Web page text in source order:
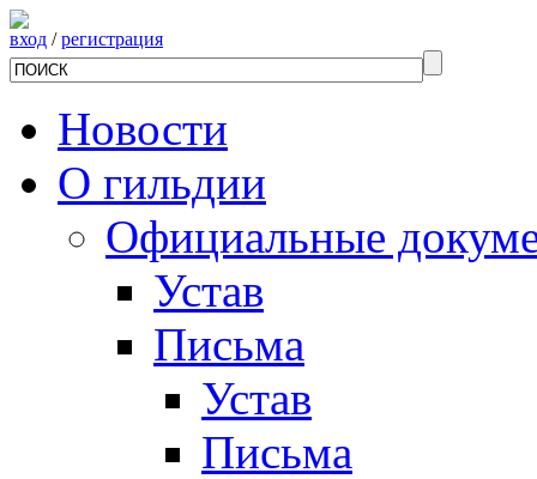
вход /регистрация
Новости
О гильдии
Официальные
Устав
Письма
Устав
Письма